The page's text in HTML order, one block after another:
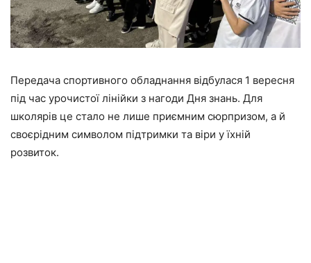
Передача спортивного обладнання відбулася 1 вересня
під час урочистої лінійки з нагоди Дня знань. Для
школярів це стало не лише приємним сюрпризом, а й
своєрідним символом підтримки та віри у їхній
розвиток.